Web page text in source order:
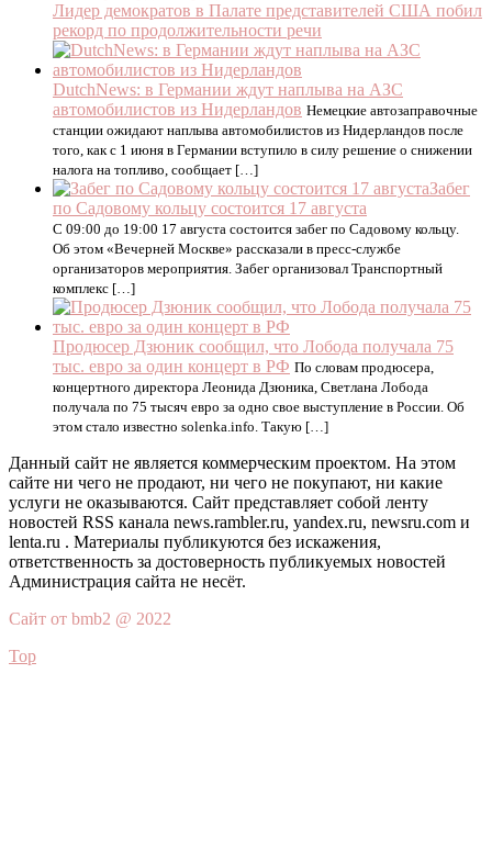
Лидер демократов в Палате представителей США побил
рекорд по продолжительности речи
DutchNews: в Германии ждут наплыва на АЗС
автомобилистов из Нидерландов Немецкие автозаправочные
станции ожидают наплыва автомобилистов из Нидерландов после
того, как с 1 июня в Германии вступило в силу решение о снижении
налога на топливо, сообщает […]
Забег
по Садовому кольцу состоится 17 августа
C 09:00 до 19:00 17 августа состоится забег по Садовому кольцу.
Об этом «Вечерней Москве» рассказали в пресс-службе
организаторов мероприятия. Забег организовал Транспортный
комплекс […]
Продюсер Дзюник сообщил, что Лобода получала 75
тыс. евро за один концерт в РФ По словам продюсера,
концертного директора Леонида Дзюника, Светлана Лобода
получала по 75 тысяч евро за одно свое выступление в России. Об
этом стало известно solenka.info. Такую […]
Данный сайт не является коммерческим проектом. На этом
сайте ни чего не продают, ни чего не покупают, ни какие
услуги не оказываются. Сайт представляет собой ленту
новостей RSS канала news.rambler.ru, yandex.ru, newsru.com и
lenta.ru . Материалы публикуются без искажения,
ответственность за достоверность публикуемых новостей
Администрация сайта не несёт.
Сайт от bmb2 @ 2022
Top